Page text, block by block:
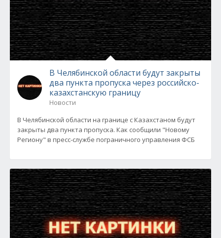
В Челябинской области будут закрыты
два пункта пропуска через российско-
казахстанскую границу
Новости
В Челябинской области на границе с Казахстаном будут
закрыты два пункта пропуска. Как сообщили "Новому
Региону" в пресс-службе пограничного управления ФСБ